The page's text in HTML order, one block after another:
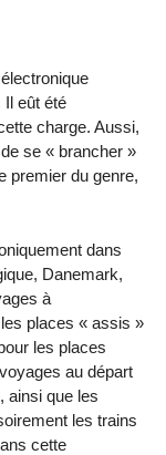
eût été
charge. Aussi,
se « brancher »
premier du genre,
dans
Danemark,
à
places « assis »
les places
au départ
ainsi que les
les trains
cette